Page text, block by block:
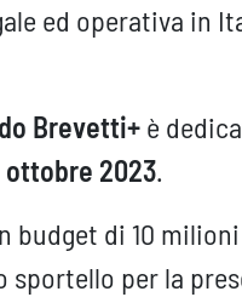
ed operativa in
Brevetti+ è
ottobre 2023.
budget di 10
sportello per la